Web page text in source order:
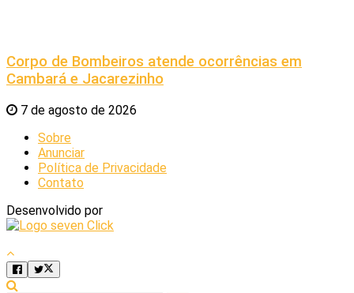
Corpo de Bombeiros atende ocorrências em
Cambará e Jacarezinho
7 de agosto de 2026
Sobre
Anunciar
Política de Privacidade
Contato
Desenvolvido por